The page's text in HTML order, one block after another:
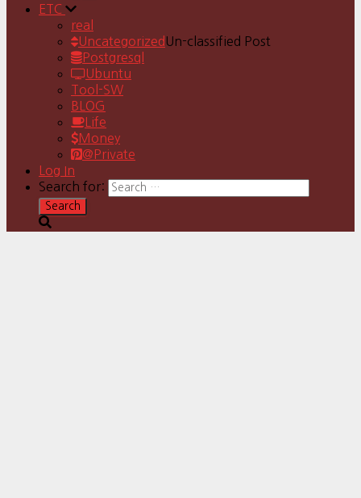
ETC
real
Uncategorized Un-classified Post
Postgresql
Ubuntu
Tool-SW
BLOG
Life
Money
@Private
Log In
Search for: